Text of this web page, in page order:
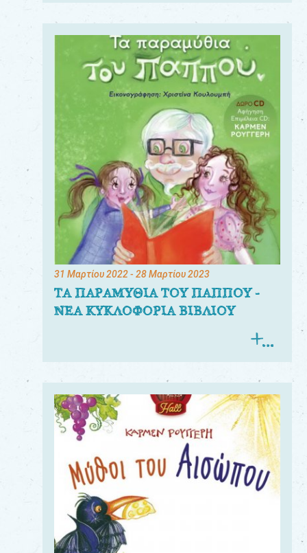
31 Μαρτίου 2022- 28 Μαρτίου 2023
ΤΑ ΠΑΡΑΜΥΘΙΑ ΤΟΥ ΠΑΠΠΟΥ -
ΝΕΑ ΚΥΚΛΟΦΟΡΙΑ ΒΙΒΛΙΟΥ